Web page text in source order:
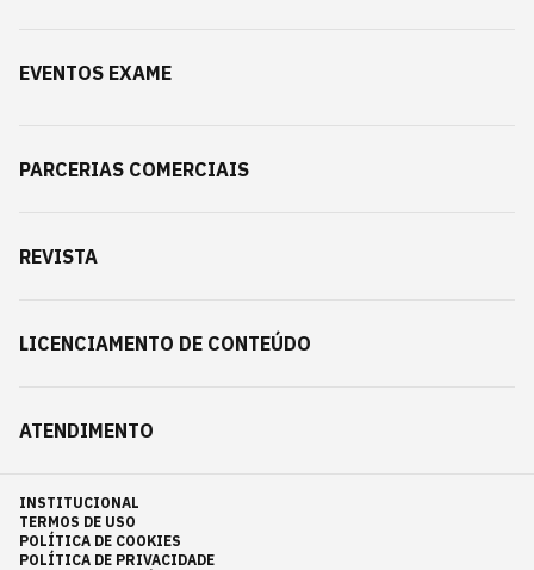
EVENTOS EXAME
PARCERIAS COMERCIAIS
REVISTA
LICENCIAMENTO DE CONTEÚDO
ATENDIMENTO
INSTITUCIONAL
TERMOS DE USO
POLÍTICA DE COOKIES
POLÍTICA DE PRIVACIDADE